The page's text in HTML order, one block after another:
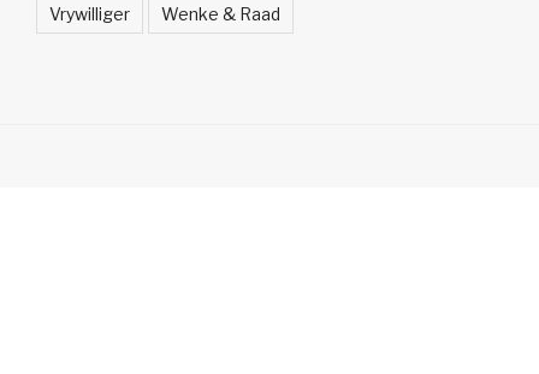
Vrywilliger Wenke & Raad